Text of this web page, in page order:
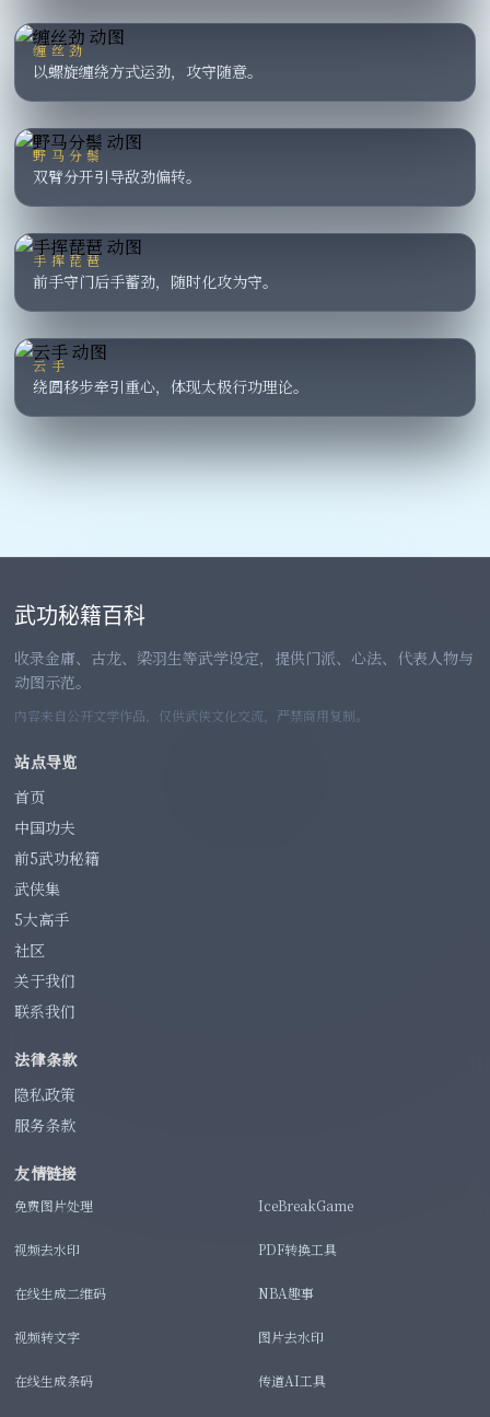
缠丝劲
以螺旋缠绕方式运劲，攻守随意。
野马分鬃
双臂分开引导敌劲偏转。
手挥琵琶
前手守门后手蓄劲，随时化攻为守。
云手
绕圆移步牵引重心，体现太极行功理论。
武功秘籍百科
收录金庸、古龙、梁羽生等武学设定，提供门派、心法、代表人物与
动图示范。
内容来自公开文学作品，仅供武侠文化交流，严禁商用复制。
站点导览
首页
中国功夫
前5武功秘籍
武侠集
5大高手
社区
关于我们
联系我们
法律条款
隐私政策
服务条款
友情链接
免费图片处理 IceBreakGame
视频去水印 PDF转换工具
在线生成二维码 NBA趣事
视频转文字 图片去水印
在线生成条码 传道AI工具